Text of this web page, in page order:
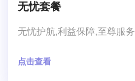
无忧套餐
无忧护航,利益保障,至尊服务
点击查看